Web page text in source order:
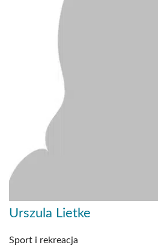
Urszula Lietke
Sport i rekreacja